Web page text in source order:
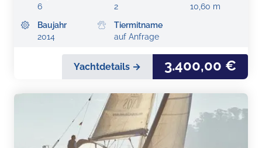
6
2
10,60 m
Baujahr
2014
Tiermitname
auf Anfrage
Yachtdetails → 3.400,00 €